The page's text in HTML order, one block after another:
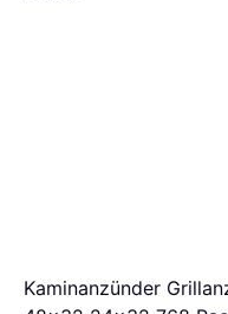
Kaminanzünder